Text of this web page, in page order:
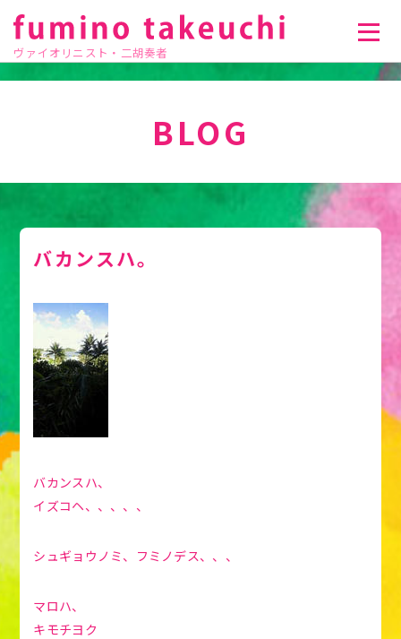
ヴァイオリニスト・二胡奏者
BLOG
バカンスハ。
バカンスハ、
イズコヘ、、、、、
シュギョウノミ、フミノデス、、、
マロハ、
キモチヨク